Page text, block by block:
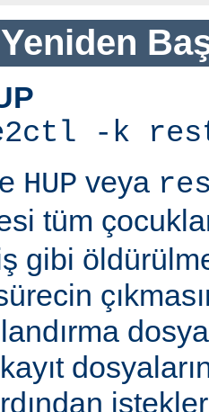
-k
HUP veya
tüm
gibi